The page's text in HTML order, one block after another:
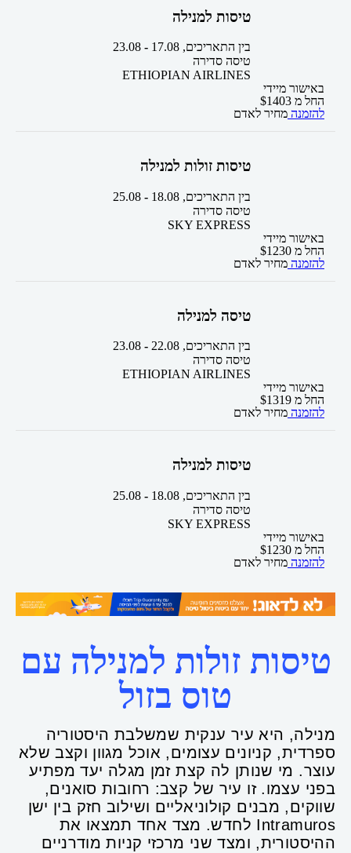
טיסות למנילה
בין התאריכים, -
23.08
טיסה סדירה
ETHIOPIAN AIRLINES
באישור מיידי
החל מ
$1403
להזמנה מחיר לאדם
טיסות זולות למנילה
בין התאריכים, -
25.08
טיסה סדירה
SKY EXPRESS
באישור מיידי
החל מ
$1230
להזמנה מחיר לאדם
טיסה למנילה
בין התאריכים, -
23.08
טיסה סדירה
ETHIOPIAN AIRLINES
באישור מיידי
החל מ
$1319
להזמנה מחיר לאדם
טיסות למנילה
בין התאריכים, -
25.08
טיסה סדירה
SKY EXPRESS
באישור מיידי
החל מ
$1230
להזמנה מחיר לאדם
טיסות זולות למנילה עם
טוס בזול
מנילה, היא עיר ענקית שמשלבת היסטוריה
ספרדית, קניונים עצומים, אוכל מגוון וקצב שלא
עוצר. מי שנותן לה קצת זמן מגלה יעד מפתיע
בפני עצמו. זו עיר של קצב: רחובות סואנים,
שווקים, מבנים קולוניאליים ושילוב חזק בין ישן
לחדש. מצד אחד תמצאו את Intramuros
ההיסטורית, ומצד שני מרכזי קניות מודרניים